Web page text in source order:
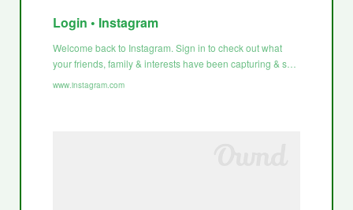
Login • Instagram
Welcome back to Instagram. Sign in to check out what
your friends, family & interests have been capturing & s…
www.instagram.com